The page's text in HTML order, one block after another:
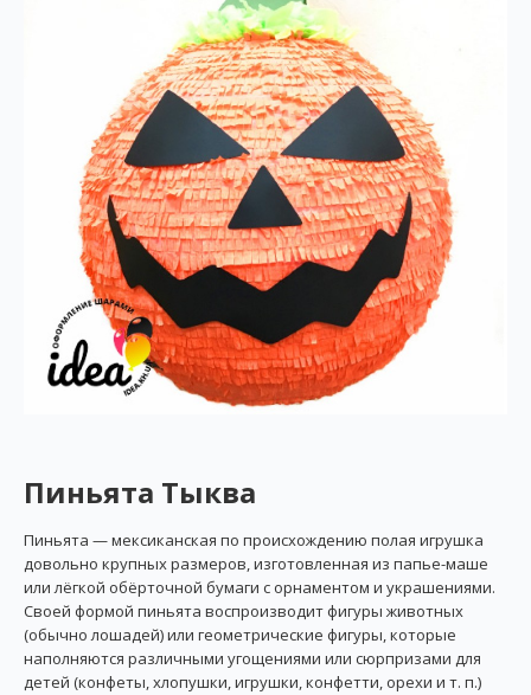
Пиньята Тыква
Пиньята — мексиканская по происхождению полая игрушка
довольно крупных размеров, изготовленная из папье-маше
или лёгкой обёрточной бумаги с орнаментом и украшениями.
Своей формой пиньята воспроизводит фигуры животных
(обычно лошадей) или геометрические фигуры, которые
наполняются различными угощениями или сюрпризами для
детей (конфеты, хлопушки, игрушки, конфетти, орехи и т. п.)